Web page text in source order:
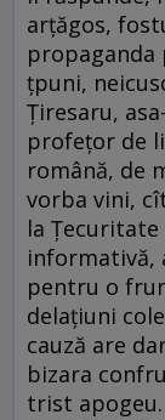
arțăgos,
propaganda
țpuni,
Țiresaru,
profețor de
română, de
vorba vini,
la
informativă,
pentru o
delațiuni
cauză are
bizara
trist